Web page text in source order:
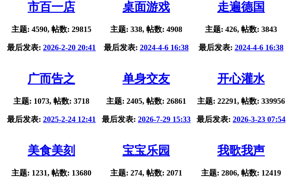
市百一店
主题: 4590, 帖数: 29815
最后发表: 2026-2-20 20:41
桌面游戏
主题: 338, 帖数: 4908
最后发表: 2024-4-6 16:38
走遍德国
主题: 426, 帖数: 3843
最后发表: 2024-4-6 16:38
广而告之
主题: 1073, 帖数: 3718
最后发表: 2025-2-24 12:41
单身交友
主题: 2405, 帖数: 26861
最后发表: 2026-7-29 15:33
开心灌水
主题: 22291, 帖数: 339956
最后发表: 2026-3-23 07:54
美食美刻
主题: 1231, 帖数: 13680
宝宝乐园
主题: 274, 帖数: 2071
我歌我声
主题: 2806, 帖数: 12419